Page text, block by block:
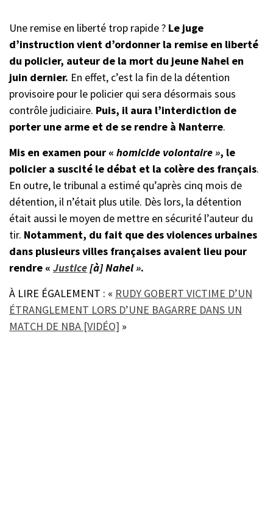
Une remise en liberté trop rapide ? Le juge
d’instruction vient d’ordonner la remise en liberté
du policier, auteur de la mort du jeune Nahel en
juin dernier. En effet, c’est la fin de la détention
provisoire pour le policier qui sera désormais sous
contrôle judiciaire. Puis, il aura l’interdiction de
porter une arme et de se rendre à Nanterre.
Mis en examen pour « homicide volontaire », le
policier a suscité le débat et la colère des français.
En outre, le tribunal a estimé qu’après cinq mois de
détention, il n’était plus utile. Dès lors, la détention
était aussi le moyen de mettre en sécurité l’auteur du
tir. Notamment, du fait que des violences urbaines
dans plusieurs villes françaises avaient lieu pour
rendre « Justice[à] Nahel ».
À LIRE ÉGALEMENT : « RUDY GOBERT VICTIME D’UN
ÉTRANGLEMENT LORS D’UNE BAGARRE DANS UN
MATCH DE NBA [VIDÉO] »